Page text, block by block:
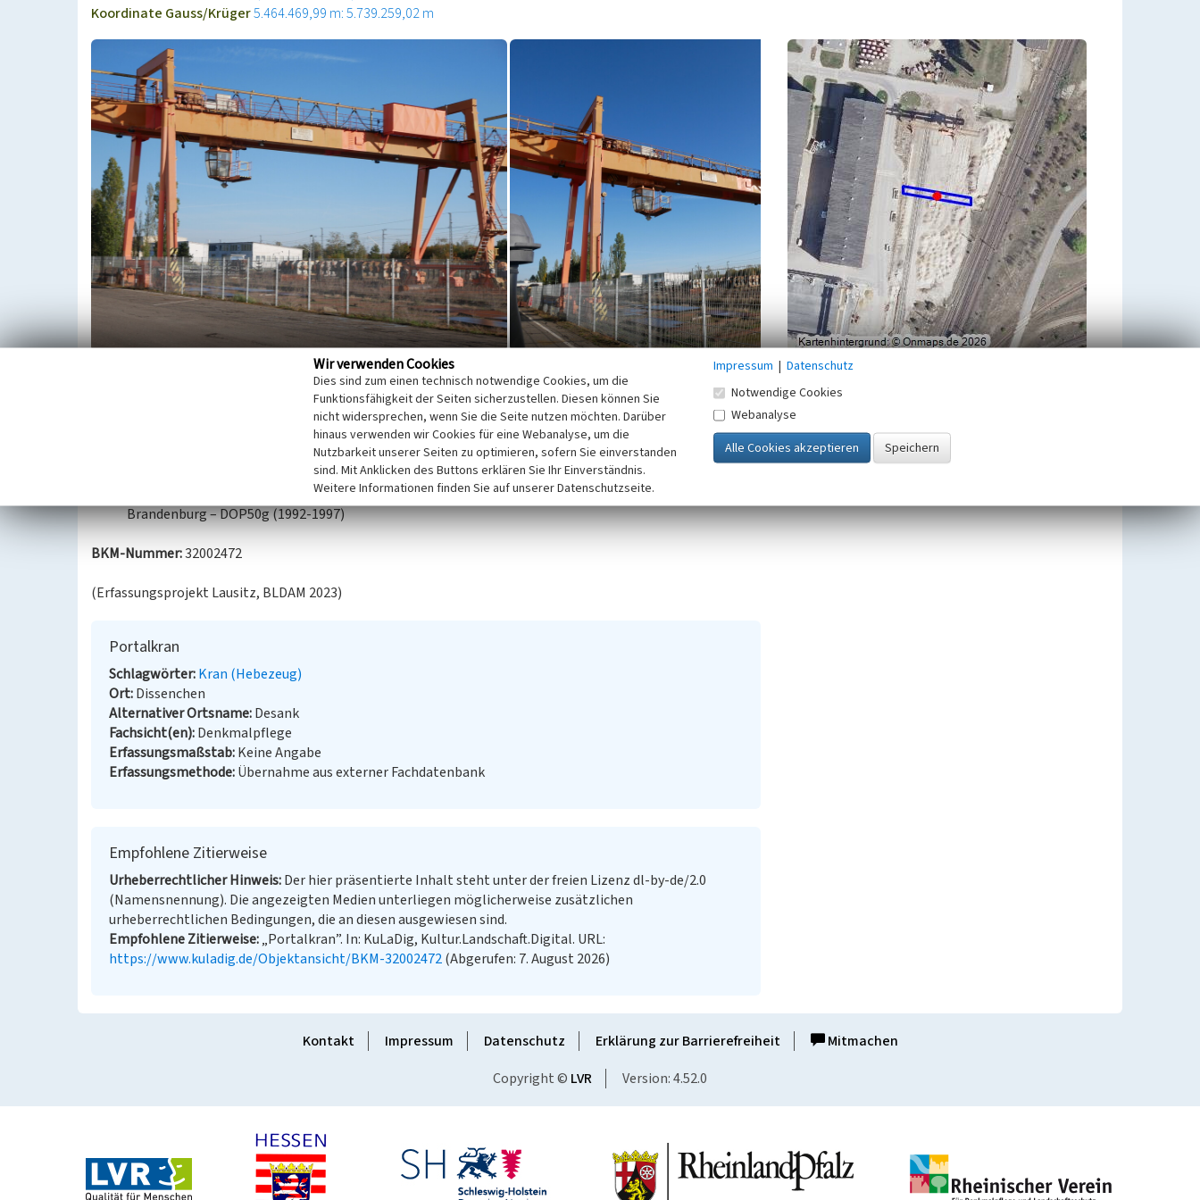
Koordinate Gauss/Krüger5.464.469,99 m: 5.739.259,02 m
Bei dem Objekt handelt es sich um einen Portalkran.
© GeoBasis-DE/LGB, dl-de/by-2-0: Digitale Orthophotos 50 cm grau
Brandenburg – DOP50g (1992-1997)
BKM-Nummer:32002472
(Erfassungsprojekt Lausitz, BLDAM 2023)
Portalkran
Schlagwörter Kran (Hebezeug)
Ort Dissenchen
Alternativer Ortsname Desank
Fachsicht(en) Denkmalpflege
Erfassungsmaßstab Keine Angabe
Erfassungsmethode Übernahme aus externer Fachdatenbank
Empfohlene Zitierweise
Urheberrechtlicher Hinweis Der hier präsentierte Inhalt steht unter der freien Lizenz dl-by-de/2.0
(Namensnennung). Die angezeigten Medien unterliegen möglicherweise zusätzlichen
urheberrechtlichen Bedingungen, die an diesen ausgewiesen sind.
Empfohlene Zitierweise „Portalkran”. In: KuLaDig, Kultur.Landschaft.Digital. URL:
https://www.kuladig.de/Objektansicht/BKM-32002472(Abgerufen: 7. August 2026)
Kontakt Impressum Datenschutz Erklärung zur Barrierefreiheit
Mitmachen
Copyright © LVR Version: 4.52.0
Wir verwenden Cookies
Dies sind zum einen technisch notwendige Cookies, um die
Funktionsfähigkeit der Seiten sicherzustellen. Diesen können Sie
nicht widersprechen, wenn Sie die Seite nutzen möchten. Darüber
hinaus verwenden wir Cookies für eine Webanalyse, um die
Nutzbarkeit unserer Seiten zu optimieren, sofern Sie einverstanden
sind. Mit Anklicken des Buttons erklären Sie Ihr Einverständnis.
Weitere Informationen finden Sie auf unserer Datenschutzseite.
Impressum | Datenschutz
Notwendige Cookies
Webanalyse